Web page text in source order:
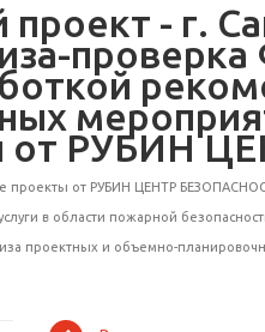
- г.
от РУБИН
проекты от РУБИН ЦЕНТР
в области пожарной
проектных и объемно-